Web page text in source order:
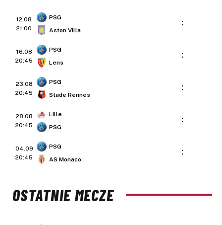
12.08
21:00
PSG
Aston Villa
:
16.08
20:45
PSG
Lens
:
23.08
20:45
PSG
Stade Rennes
:
28.08
20:45
Lille
PSG
:
04.09
20:45
PSG
AS Monaco
:
OSTATNIE MECZE